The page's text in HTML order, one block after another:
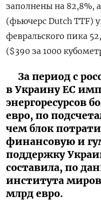
заполнены на 82,8%,
(фьючерс Dutch TTF)
февральского пика
($390 за 1000
За период с
в Украину ЕС
энергоресурсов
евро, по
чем блок
финансовую и
поддержку
составила, по
института
млрд евро.